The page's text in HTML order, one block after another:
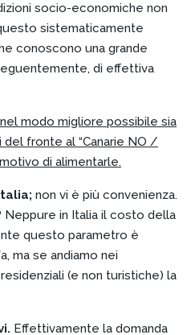
socio-economiche non
sistematicamente
conoscono una grande
di effettiva
modo migliore possibile sia
fronte al “Canarie NO /
di alimentarle.
non vi è più convenienza.
in Italia il costo della
questo parametro è
ma se andiamo nei
(e non turistiche) la
Effettivamente la domanda